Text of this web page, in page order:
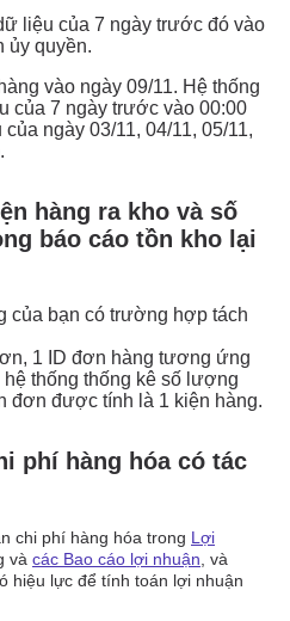
hàng ra kho và số
báo cáo tồn kho lại
phí hàng hóa có tác